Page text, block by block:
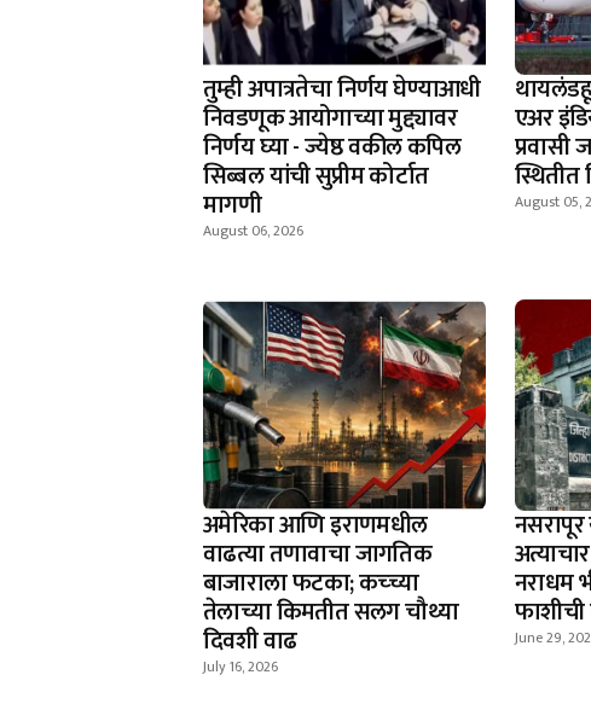
तुम्ही अपात्रतेचा निर्णय घेण्याआधी
निवडणूक आयोगाच्या मुद्द्यावर
निर्णय घ्या - ज्येष्ठ वकील कपिल
सिब्बल यांची सुप्रीम कोर्टात
मागणी
August 06, 2026
एअर
स्थितीत
August 05,
अमेरिका आणि इराणमधील
वाढत्या तणावाचा जागतिक
बाजाराला फटका; कच्च्या
तेलाच्या किमतीत सलग चौथ्या
दिवशी वाढ
July 16, 2026
नराधम
फाशीची
June 29,